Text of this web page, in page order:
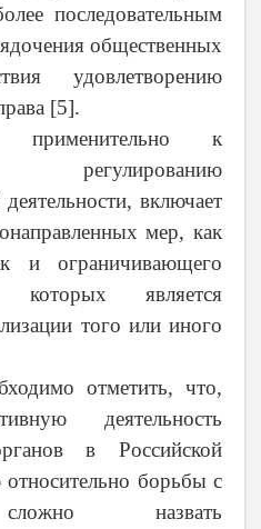
последовательным
общественных
удовлетворению
[5].
применительно к
регулированию
включает
мер, как
и ограничивающего
которых является
того или иного
отметить, что,
деятельность
в Российской
борьбы с
назвать